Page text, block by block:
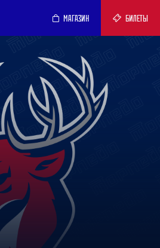
МАГАЗИН БИЛЕТЫ